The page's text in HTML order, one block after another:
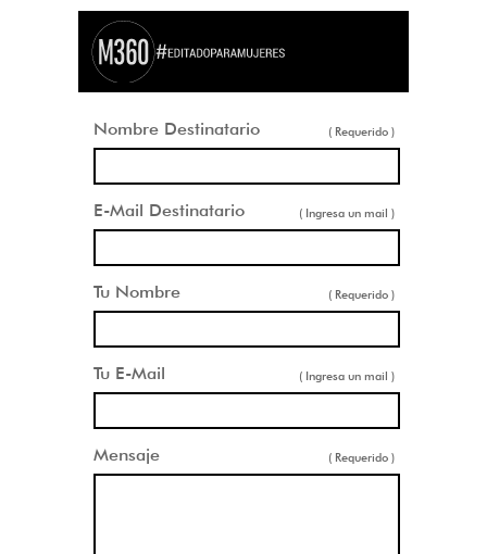
Nombre Destinatario ( Requerido )
E-Mail Destinatario ( Ingresa un mail )
Tu Nombre ( Requerido )
Tu E-Mail ( Ingresa un mail )
Mensaje ( Requerido )